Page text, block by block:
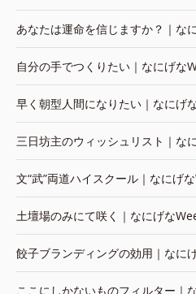
あなたは運命を信じますか？｜な
自分の手でつくりたい｜なにげな
早く朝型人間になりたい｜なにげ
三日坊主のウィッシュリスト｜な
文“武”両道ハイスクール｜なにげ
土壇場のみにて咲く｜なにげな
餃子ブランディングの効用｜なに
ここにしかないものフィルター｜